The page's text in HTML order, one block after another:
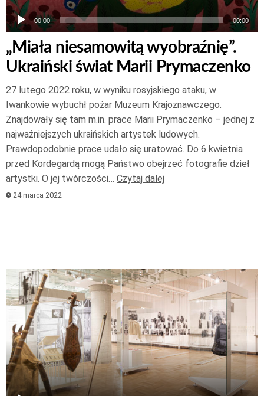
00:00 00:00
„Miała niesamowitą wyobraźnię”.
Ukraiński świat Marii Prymaczenko
27 lutego 2022 roku, w wyniku rosyjskiego ataku, w
Iwankowie wybuchł pożar Muzeum Krajoznawczego.
Znajdowały się tam m.in. prace Marii Prymaczenko – jednej z
najważniejszych ukraińskich artystek ludowych.
Prawdopodobnie prace udało się uratować. Do 6 kwietnia
przed Kordegardą mogą Państwo obejrzeć fotografie dzieł
artystki. O jej twórczości… Czytaj dalej
24 marca 2022
Odtwarzacz
plików
dźwiękowych